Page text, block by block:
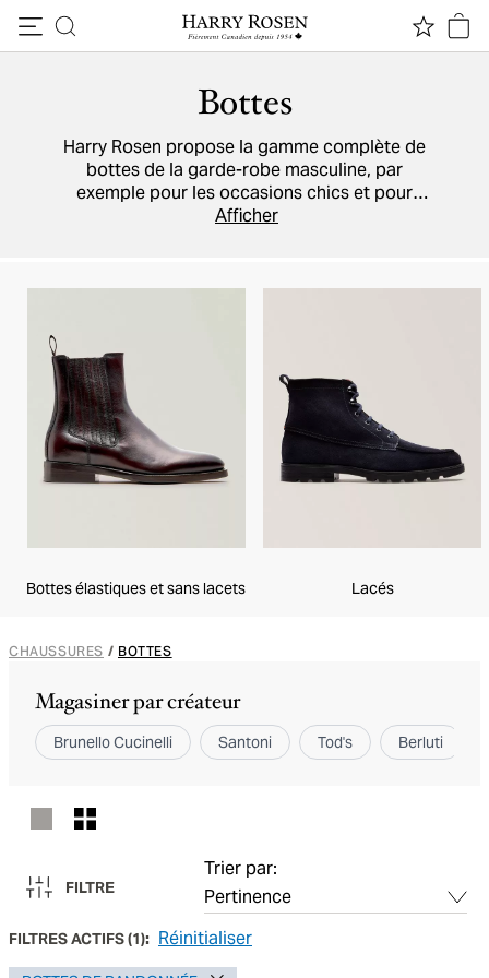
Bottes
Harry Rosen propose la gamme complète de
bottes de la garde-robe masculine, par
exemple pour les occasions chics et pour
l'hiver. Profitez entre autres des doublures en
signésSantoni,To Boot New York,Brunello
Afficher
Bottes élastiques et sans lacets Lacés
CHAUSSURES / BOTTES
Magasiner par créateur
Brunello Cucinelli Santoni Tod's Berluti
FILTRE
Trier par:
FILTRES ACTIFS(1): Réinitialiser